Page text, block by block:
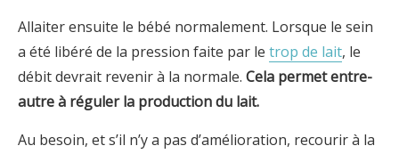
Allaiter ensuite le bébé normalement. Lorsque le sein
a été libéré de la pression faite par le trop de lait, le
débit devrait revenir à la normale. Cela permet entre-
autre à réguler la production du lait.
Au besoin, et s’il n’y a pas d’amélioration, recourir à la